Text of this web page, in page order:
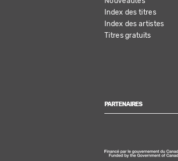
Index des titres
Index des artistes
Titres gratuits
PARTENAIRES